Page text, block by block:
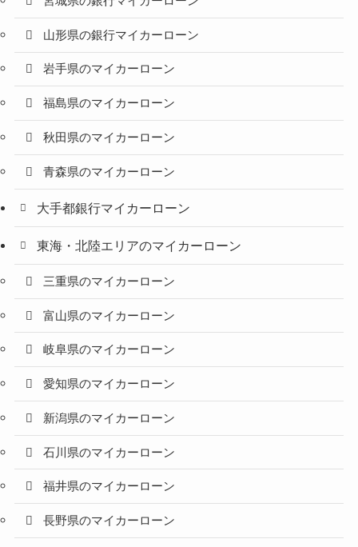
山形県の銀行マイカーローン
岩手県のマイカーローン
福島県のマイカーローン
秋田県のマイカーローン
青森県のマイカーローン
大手都銀行マイカーローン
東海・北陸エリアのマイカーローン
三重県のマイカーローン
富山県のマイカーローン
岐阜県のマイカーローン
愛知県のマイカーローン
新潟県のマイカーローン
石川県のマイカーローン
福井県のマイカーローン
長野県のマイカーローン